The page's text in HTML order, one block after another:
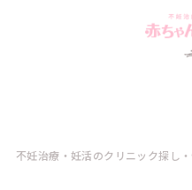
不妊治療・妊活のクリニック探し